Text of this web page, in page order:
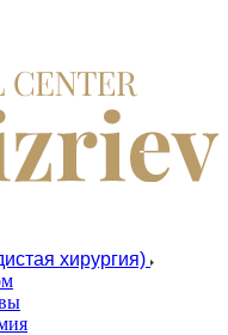
хирургия)